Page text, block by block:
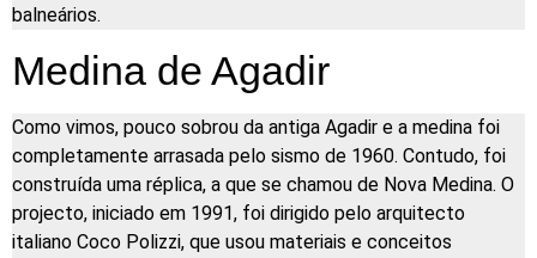
balneários.
Medina de Agadir
Como vimos, pouco sobrou da antiga Agadir e a medina foi
completamente arrasada pelo sismo de 1960. Contudo, foi
construída uma réplica, a que se chamou de Nova Medina. O
projecto, iniciado em 1991, foi dirigido pelo arquitecto
italiano Coco Polizzi, que usou materiais e conceitos